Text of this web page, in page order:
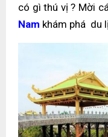
có gì thú vị ? Mời
Nam khám phá du